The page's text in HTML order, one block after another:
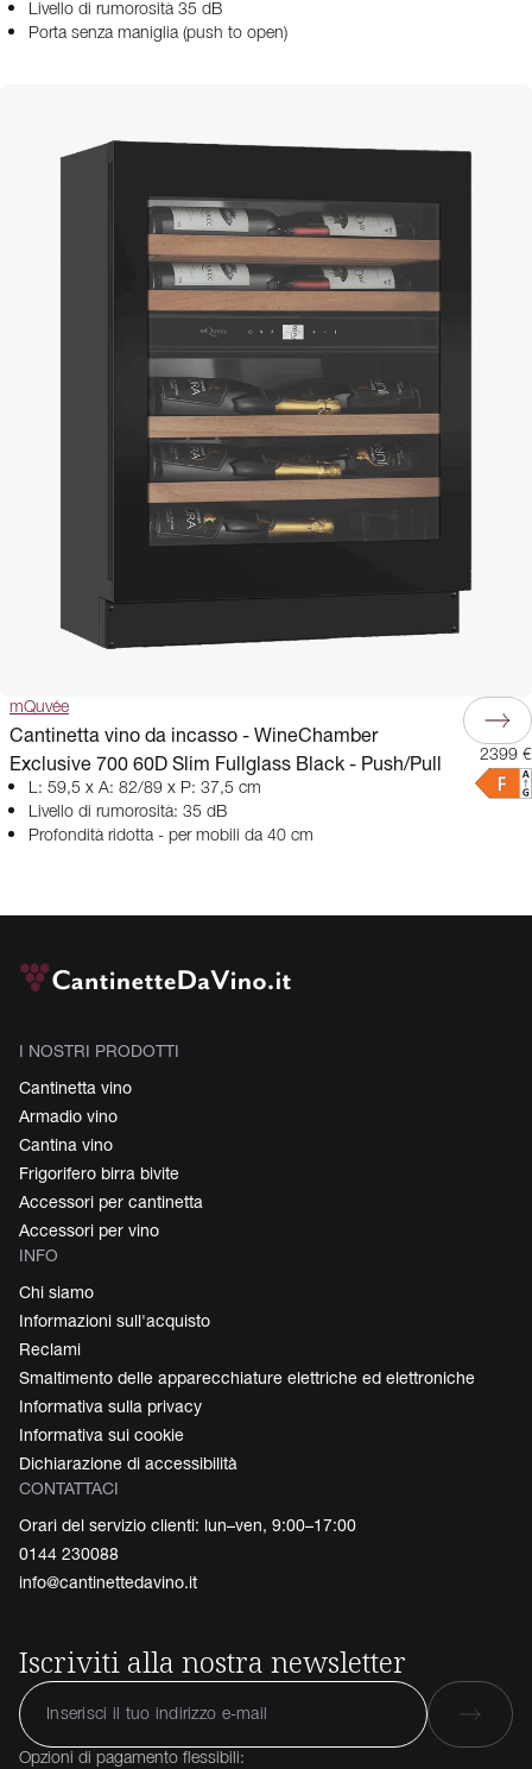
Livello di rumorosità 35 dB
Porta senza maniglia (push to open)
mQuvée
Cantinetta vino da incasso - WineChamber
Exclusive 700 60D Slim Fullglass Black - Push/Pull
L: 59,5 x A: 82/89 x P: 37,5 cm
Livello di rumorosità: 35 dB
Profondità ridotta - per mobili da 40 cm
2399 €
I NOSTRI PRODOTTI
Cantinetta vino
Armadio vino
Cantina vino
Frigorifero birra bivite
Accessori per cantinetta
Accessori per vino
INFO
Chi siamo
Informazioni sull'acquisto
Reclami
Smaltimento delle apparecchiature elettriche ed elettroniche
Informativa sulla privacy
Informativa sui cookie
Dichiarazione di accessibilità
CONTATTACI
Orari del servizio clienti: lun–ven, 9:00–17:00
0144 230088
info@cantinettedavino.it
Iscriviti alla nostra newsletter
Opzioni di pagamento flessibili: